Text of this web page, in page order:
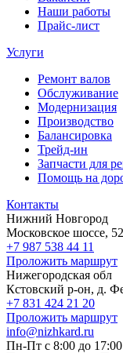
Наши работы
Прайс-лист
Услуги
Ремонт валов
Обслуживание
Модернизация
Производство
Балансировка
Трейд-ин
Запчасти для
Помощь на
Контакты
Нижний Новгород
Московское шоссе,
+7 987 538 44 11
Проложить маршрут
Нижегородская обл
Кстовский р-он, д.
+7 831 424 21 20
Проложить маршрут
info@nizhkard.ru
Пн-Пт с 8:00 до 17:00